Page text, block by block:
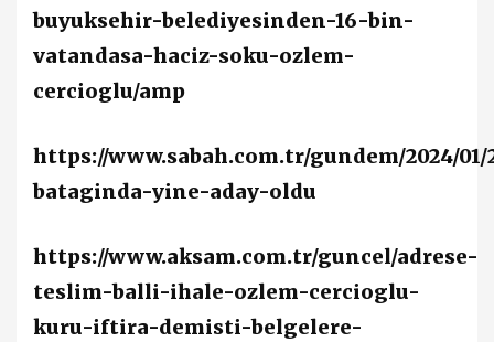
buyuksehir-belediyesinden-16-bin-
vatandasa-haciz-soku-ozlem-
cercioglu/amp
https://www.sabah.com.tr/gundem/2024/
bataginda-yine-aday-oldu
https://www.aksam.com.tr/guncel/adrese-
teslim-balli-ihale-ozlem-cercioglu-
kuru-iftira-demisti-belgelere-